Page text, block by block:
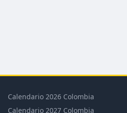
Calendario 2026 Colombia
Calendario 2027 Colombia